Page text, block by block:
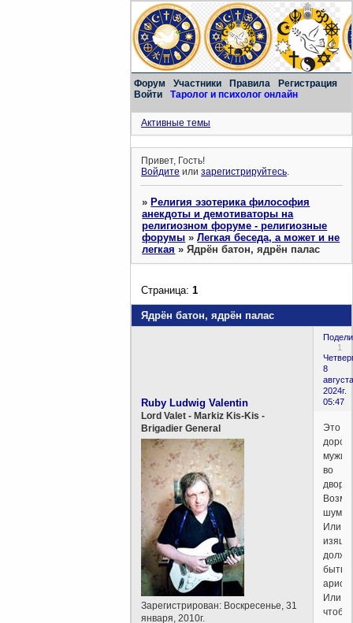
Форум Участники Правила
Регистрация
Войти
Таролог и психолог онлайн
Активные темы
Привет, Гость!
Войдите илизарегистрируйтесь.
»Религия эзотерика философия
анекдоты и демотиваторы на
религиозном форуме - религиозные
форумы »Легкая беседа, а может и не
легкая »Ядрён батон, ядрён палас
Ядрён батон, ядрён палас
Страница:1
1
8
2024г.
05:47
Ruby Ludwig Valentin
Lord Valet - Markiz Kis-Kis -
Brigadier General
Зарегистрирован: Воскресенье, 31
января, 2010г.
Это
мужик
во
Или
быть
Или,
чтобы